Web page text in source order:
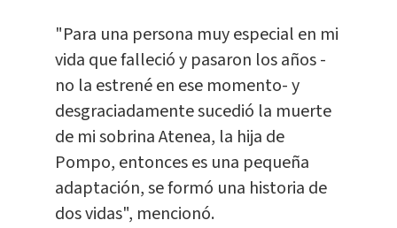
"Para una persona muy especial en mi
vida que falleció y pasaron los años -
no la estrené en ese momento- y
desgraciadamente sucedió la muerte
de mi sobrina Atenea, la hija de
Pompo, entonces es una pequeña
adaptación, se formó una historia de
dos vidas", mencionó.